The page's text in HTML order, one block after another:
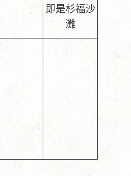
即是杉福沙
灘